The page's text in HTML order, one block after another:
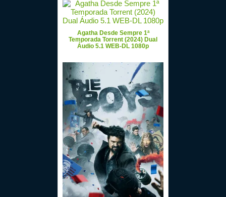
Agatha Desde Sempre 1ª
Temporada Torrent (2024) Dual
Áudio 5.1 WEB-DL 1080p